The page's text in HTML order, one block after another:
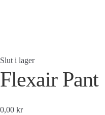
Slut i lager
Flexair Pant
0,00 kr